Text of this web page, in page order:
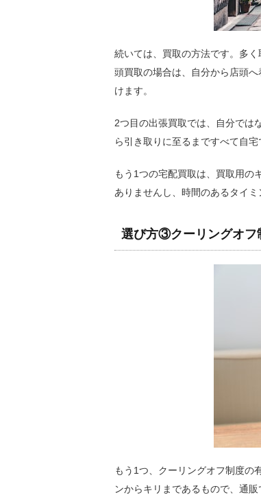
続いては、買取の方法です。多
頭買取の場合は、自分から店頭
けます。
2つ目の出張買取では、自分では
ら引き取りに至るまですべて自
もう1つの宅配買取は、買取用の
ありませんし、時間のあるタイ
選び方③クーリングオフ
もう1つ、クーリングオフ制度の
ンからキリまであるもので、通